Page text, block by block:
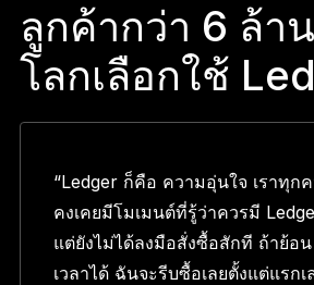
ลูกค้ากว่า 6 ล้า
โลกเลือกใช้
“Ledger ก็คือ ความอุ่นใจ เราทุก
คงเคยมีโมเมนต์ที่รู้ว่าควรมี
แต่ยังไม่ได้ลงมือสั่งซื้อสักที ถ้าย้อน
เวลาได้ ฉันจะรีบซื้อเลยตั้งแต่แรกเ